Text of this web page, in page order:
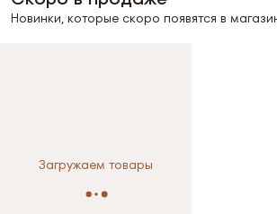
Размер не выбран
Новинки, которые скоро появятся в
Загружаем товары